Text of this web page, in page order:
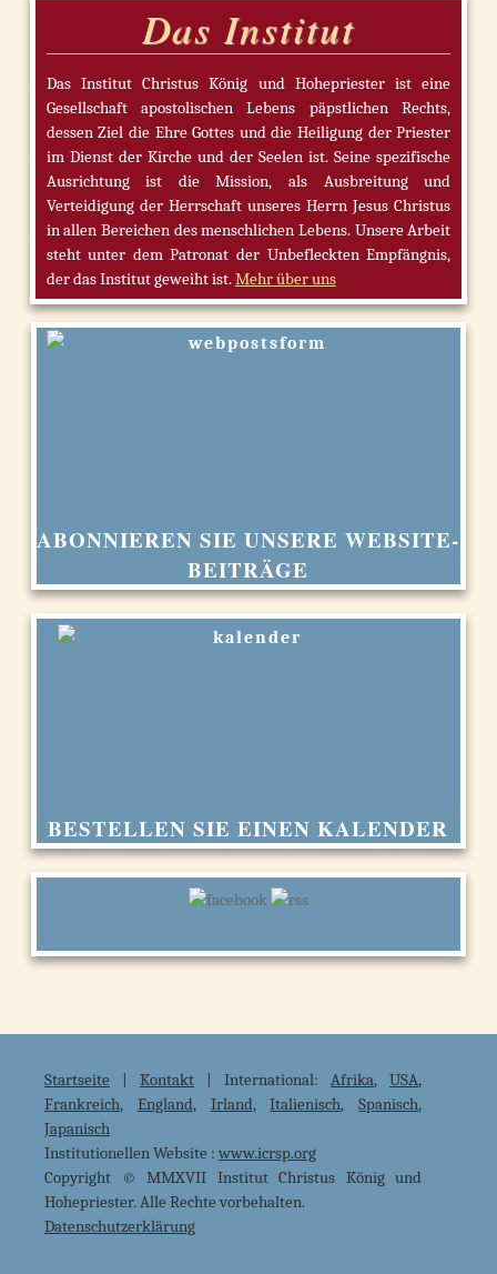
Das Institut
Das Institut Christus König und Hohepriester ist eine
Gesellschaft apostolischen Lebens päpstlichen Rechts,
dessen Ziel die Ehre Gottes und die Heiligung der Priester
im Dienst der Kirche und der Seelen ist. Seine spezifische
Ausrichtung ist die Mission, als Ausbreitung und
Verteidigung der Herrschaft unseres Herrn Jesus Christus
in allen Bereichen des menschlichen Lebens. Unsere Arbeit
steht unter dem Patronat der Unbefleckten Empfängnis,
der das Institut geweiht ist.Mehr über uns
ABONNIEREN SIE UNSERE WEBSITE-
BEITRÄGE
BESTELLEN SIE EINEN KALENDER
Startseite |Kontakt | International:Afrika,USA,
Frankreich, England, Irland,Italienisch,Spanisch,
Japanisch
Institutionellen Website : www.icrsp.org
Copyright © MMXVII Institut Christus König und
Hohepriester. Alle Rechte vorbehalten.
Datenschutzerklärung